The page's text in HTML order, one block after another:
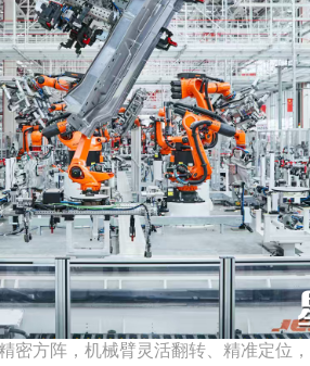
密方阵，机械臂灵活翻转、精准定位